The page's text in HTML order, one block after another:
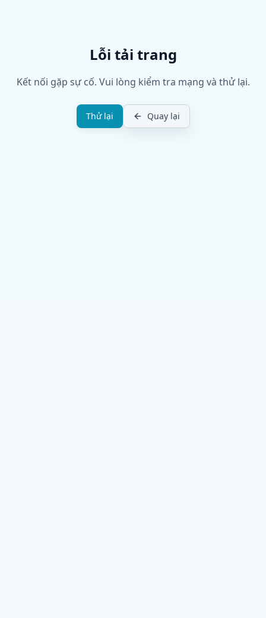
Lỗi tải trang
Kết nối gặp sự cố. Vui lòng kiểm tra mạng và thử lại.
Thử lại Quay lại